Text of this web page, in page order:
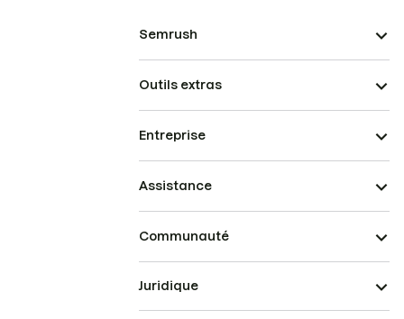
Semrush
Outils extras
Entreprise
Assistance
Communauté
Juridique